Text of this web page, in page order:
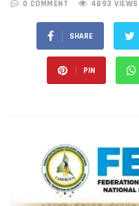
0 COMMENT 4893 VIEWS
SHARE
PIN